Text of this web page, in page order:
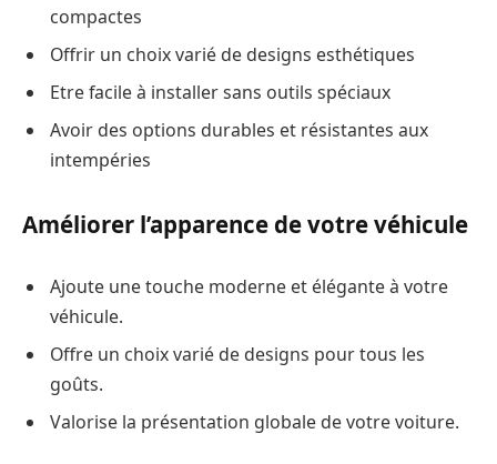
compactes
Offrir un choix varié de designs esthétiques
Etre facile à installer sans outils spéciaux
Avoir des options durables et résistantes aux
intempéries
Améliorer l’apparence de votre véhicule
Ajoute une touche moderne et élégante à votre
véhicule.
Offre un choix varié de designs pour tous les
goûts.
Valorise la présentation globale de votre voiture.